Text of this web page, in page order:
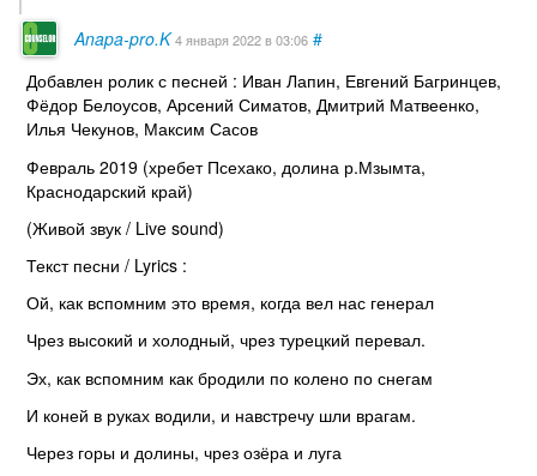
Anapa-pro.K 4 января 2022в 03:06 #
Добавлен ролик с песней : Иван Лапин, Евгений Багринцев,
Фёдор Белоусов, Арсений Симатов, Дмитрий Матвеенко,
Илья Чекунов, Максим Сасов
Февраль 2019 (хребет Псехако, долина р.Мзымта,
Краснодарский край)
(Живой звук / Live sound)
Текст песни / Lyrics :
Ой, как вспомним это время, когда вел нас генерал
Чрез высокий и холодный, чрез турецкий перевал.
Эх, как вспомним как бродили по колено по снегам
И коней в руках водили, и навстречу шли врагам.
Через горы и долины, чрез озёра и луга